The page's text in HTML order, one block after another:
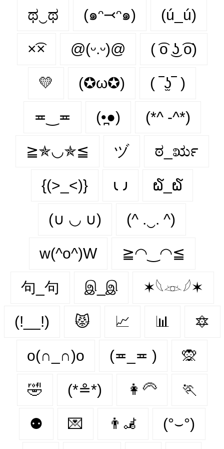
ಥ‿ಥ (๑ᵔ⤙ᵔ๑) (ú_ú)
×͡× @(ᵕ.ᵕ)@ ( ͡o ͜ʖ ͡o)
💛 (✪ω✪) ( ‾ʖ̫‾ )
≖‿≖ (•̪●) (*^ -^*)
≧✯◡✯≦ ヅ ಠ_ರೃ
{(>_<)} 𐑧 𐑨 ໖_໖
(∪ ◡ ∪) (^ .‿. ^)
w(^o^)W ≧◠‿◠≦
句_句 இ_இ ✶𓆩𓁺𓆪✶
(!__!) 😾 📈 📊 🔯
o(∩_∩)o (≖_≖ ) 🙊
🤣 (*≗*) 👩‍🦳 🏃‍
⚉ 💌 👨‍🦼‍️ (°⌣°)